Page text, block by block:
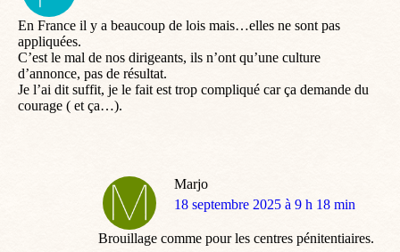
En France il y a beaucoup de lois mais…elles ne sont pas
appliquées.
C’est le mal de nos dirigeants, ils n’ont qu’une culture
d’annonce, pas de résultat.
Je l’ai dit suffit, je le fait est trop compliqué car ça demande du
courage ( et ça…).
Marjo
dit
18 septembre 2025 à 9 h 18 min
Brouillage comme pour les centres pénitentiaires.